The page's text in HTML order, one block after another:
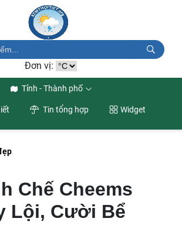
Đơn vị:
Tỉnh - Thành phố
Tin tổng hợp Widget
Chế Cheems
Lội, Cười Bể